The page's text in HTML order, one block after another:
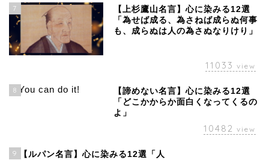
7
【上杉鷹山名言】心に染みる12選
「為せば成る、為さねば成らぬ何事
も、成らぬは人の為さぬなりけり」
11033 view
8
【諦めない名言】心に染みる12選
「どこかからか面白くなってくるの
よ」
10482 view
9
【ルパン名言】心に染みる12選「人